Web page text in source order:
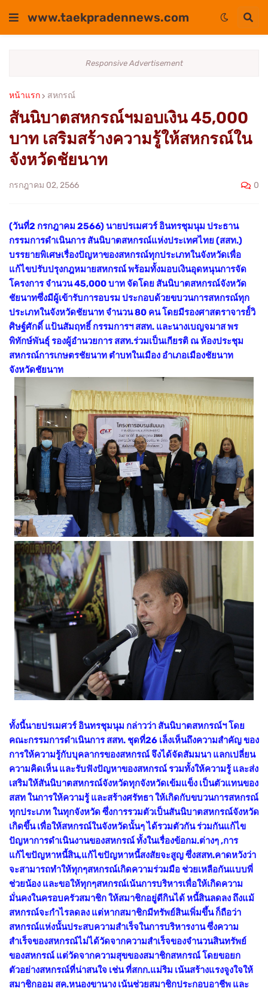
www.taekpradennews.com
Responsive Advertisement
หน้าแรก สหกรณ์
สันนิบาตสหกรณ์ฯมอบเงิน 45,000
บาท เสริมสร้างความรู้ให้สหกรณ์ใน
จังหวัดชัยนาท
กรกฎาคม 02, 2566 0
(วันที่2 กรกฎาคม 2566) นายปรเมศวร์ อินทรชุมนุม ประธาน
กรรมการดำเนินการ สันนิบาตสหกรณ์แห่งประเทศไทย (สสท.)
บรรยายพิเศษเรื่องปัญหาของสหกรณ์ทุกประเภทในจังหวัดเพื่อ
แก้ไขปรับปรุงกฎหมายสหกรณ์ พร้อมทั้งมอบเงินอุดหนุนการจัด
โครงการ จำนวน 45,000 บาท จัดโดย สันนิบาตสหกรณ์จังหวัด
ชัยนาทซึ่งมีผู้เข้ารับการอบรม ประกอบด้วยขบวนการสหกรณ์ทุก
ประเภทในจังหวัดชัยนาท จำนวน 80 คน โดยมีรองศาสตราจารย์์วิ
ศิษฐ์ศักดิ์ แป้นสัมฤทธิ์ กรรมการฯ สสท. และนางเบญจมาส พร
พิทักษ์พันธุ์ รองผู้อำนวยการ สสท.ร่วมเป็นเกียรติ ณ ห้องประชุม
สหกรณ์การเกษตรชัยนาท ตำบทในเมือง อำเภอเมืองชัยนาท
จังหวัดชัยนาท
ทั้งนี้นายปรเมศวร์ อินทรชุมนุม กล่าวว่า สันนิบาตสหกรณ์ฯ โดย
คณะกรรมการดำเนินการ สสท. ชุดที่26 เล็งเห็นถึงความสำคัญ ของ
การให้ความรู้กับบุคลากรของสหกรณ์ จึงได้จัดสัมมนา แลกเปลี่ยน
ความคิดเห็น และรับฟังปัญหาของสหกรณ์ รวมทั้งให้ความรู้ และส่ง
เสริมให้สันนิบาตสหกรณ์จังหวัดทุกจังหวัดเข้มแข็ง เป็นตัวแทนของ
สสท ในการให้ความรู้ และสร้างศรัทธา ให้เกิดกับขบวนการสหกรณ์
ทุกประเภท ในทุกจังหวัด ซึ่งการรวมตัวเป็นสันนิบาตสหกรณ์จังหวัด
เกิดขึ้น เพื่อให้สหกรณ์ในจังหวัดนั้นๆ ได้รวมตัวกัน ร่วมกันแก้ไข
ปัญหาการดำเนินงานของสหกรณ์ ทั้งในเรื่องข้อกม.ต่างๆ ,การ
แก้ไขปัญหาหนี้สิน,แก้ไขปัญหาหนี้สงสัยจะสูญ ซึ่งสสท.คาดหวังว่า
จะสามารถทำให้ทุกๆสหกรณ์เกิดความร่วมมือ ช่วยเหลือกันแบบพี่
ช่วยน้อง และขอให้ทุกๆสหกรณ์เน้นการบริหารเพื่อให้เกิดความ
มั่นคงในครอบครัวสมาชิก ให้สมาชิกอยู่ดีกินได้ หนี้สินลดลง ถึงแม้
สหกรณ์จะกำไรลดลง แต่หากสมาชิกมีทรัพย์สินเพิ่มขึ้น ก็ถือว่า
สหกรณ์แห่งนั้นประสบความสำเร็จในการบริหารงาน ซึ่งความ
สำเร็จของสหกรณ์ไม่ได้วัดจากความสำเร็จของจำนวนสินทรัพย์
ของสหกรณ์ แต่วัดจากความสุขของสมาชิกสหกรณ์ โดยขอยก
ตัวอย่างสหกรณ์ที่น่าสนใจ เช่น ที่สกก.แม่ริม เน้นสร้างแรงจูงใจให้
สมาชิกออม สค.หนองขานาง เน้นช่วยสมาชิกประกอบอาชีพ และ